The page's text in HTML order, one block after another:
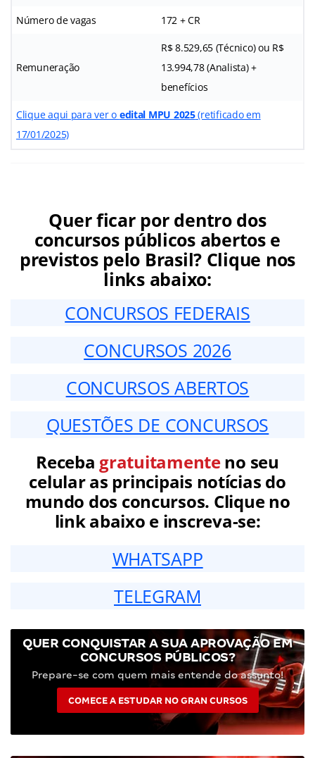
Número de vagas 172 + CR
Remuneração
R$ 8.529,65 (Técnico) ou R$
13.994,78 (Analista) +
benefícios
Clique aqui para ver o edital MPU 2025(retificado em
17/01/2025)
Quer ficar por dentro dos
concursos públicos abertos e
previstos pelo Brasil? Clique nos
links abaixo:
CONCURSOS FEDERAIS
CONCURSOS 2026
CONCURSOS ABERTOS
QUESTÕES DE CONCURSOS
Receba gratuitamenteno seu
celular as principais notícias do
mundo dos concursos. Clique no
link abaixo e inscreva-se:
WHATSAPP
TELEGRAM
QUER CONQUISTAR A SUA APROVAÇÃO EM
CONCURSOS PÚBLICOS?
Prepare-se com quem mais entende do assunto!
COMECE A ESTUDAR NO GRAN CURSOS